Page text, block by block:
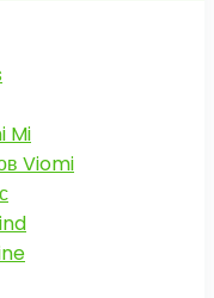
Mi
Viomi